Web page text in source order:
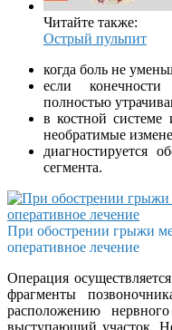
Читайте также:
Острый пульпит
когда боль не
если
полностью
в костной системе
необратимые
диагностируется
сегмента.
При обострении грыжи
оперативное лечение
Операция
фрагменты
расположению
выступающий участок.